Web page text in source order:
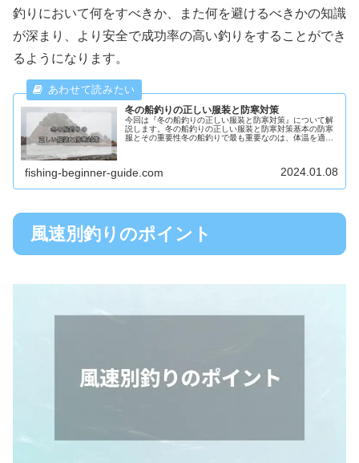
釣りにおいて何をすべきか、また何を避けるべきかの知識
が深まり、より安全で成功率の高い釣りをすることができ
るようになります。
冬の船釣りの正しい服装と防寒対策
今回は『冬の船釣りの正しい服装と防寒対策』について解
説します。冬の船釣りの正しい服装と防寒対策基本の防寒
服とその重要性冬の船釣りで最も重要なのは、体温を適切
fishing-beginner-guide.com 2024.01.08
風速別釣りのポイント